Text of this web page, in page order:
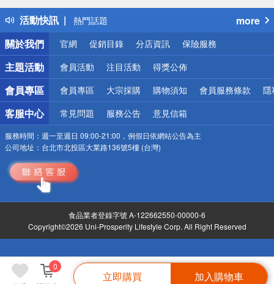
0
立即購買 加入購物車
活動快訊
得獎公告
熱門話題
銀行優惠
偏遠地區配送
詐騙網頁！請小心！
more
關於我們
官網 促銷目錄 分店資訊 保險服務
主題活動 會員活動 注目活動 得獎公佈
會員專區 會員專區 大宗採購 購物須知 會員服務條款 隱
客服中心 常見問題 服務公告 意見信箱
服務時間： 週一至週日 09:00-21:00，例假日依網站公告為主
公司地址： 台北市北投區大業路136號5樓 (台灣)
食品業者登錄字號 A-122662550-00000-6
Copyright©2026 Uni-Prosperity Lifestyle Corp. All Right Reserved